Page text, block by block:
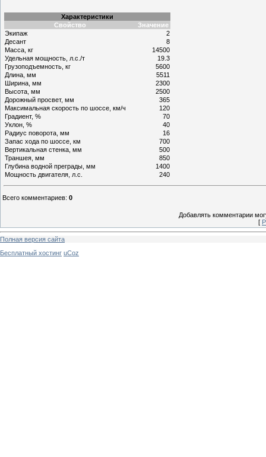
Характеристики
Свойство
Значение
Экипаж
2
Десант
8
Масса, кг
14500
Удельная мощность, л.с./т
19.3
Грузоподъемность, кг
5600
Длина, мм
5511
Ширина, мм
2300
Высота, мм
2500
Дорожный просвет, мм
365
Максимальная скорость по шоссе, км/ч
120
Градиент, %
70
Уклон, %
40
Радиус поворота, мм
16
Запас хода по шоссе, км
700
Вертикальная стенка, мм
500
Траншея, мм
850
Глубина водной преграды, мм
1400
Мощность двигателя, л.с.
240
Всего комментариев: 0
Добавлять комментарии
[
Полная версия сайта
Бесплатный хостинг uCoz